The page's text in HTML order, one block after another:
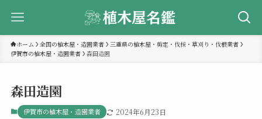
ホーム 全国の植木屋・造園業者
三重県の植木屋・剪定・伐採・草刈り・伐根業者
伊賀市の植木屋・造園業者
森田造園
森田造園
伊賀市の植木屋・造園業者 2024年6月23日